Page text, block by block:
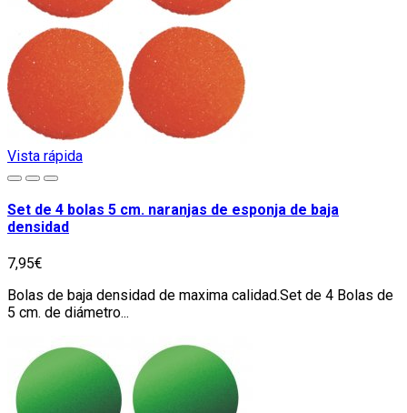
Vista rápida
Set de 4 bolas 5 cm. naranjas de esponja de baja
densidad
7,95€
Bolas de baja densidad de maxima calidad.Set de 4 Bolas de
5 cm. de diámetro...